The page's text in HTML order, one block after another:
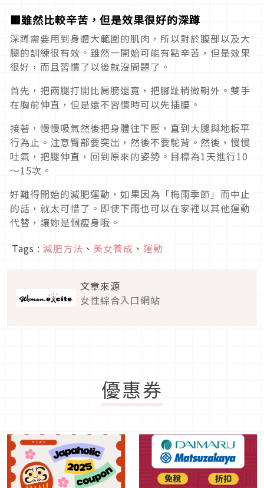
■雖然比較辛苦，但是效果很好的深蹲
深蹲需要用到身體大範圍的肌肉，所以對於腹部以及大
腿的訓練很有效。雖然一開始可能有點辛苦，但是效果
很好，而且習慣了以後就沒問題了。
首先，把兩腿打開比肩膀還寬，把腳趾稍微朝外。雙手
在胸前伸直，但是還不習慣時可以先插腰。
接著，慢慢吸氣然後把身體往下壓，直到大腿與地板平
行為止。注意臀部要突出，然後不要駝背。然後，慢慢
吐氣，把腿伸直，回到原來的姿勢。目標為1天進行10
～15次。
好難得開始的減肥運動，如果因為「梅雨季節」而中止
的話，就太可惜了。即使下雨也可以在家裡以其他運動
代替，讓妳是個瘦身哦。
Tags : 減肥方法 、 美女養成 、 運動
文章來源
女性綜合入口網站
優惠券